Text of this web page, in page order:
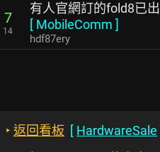
7
14
有人官網訂的fold8已
[ MobileComm ]
hdf87ery
‣ 返回看板 [ HardwareSale